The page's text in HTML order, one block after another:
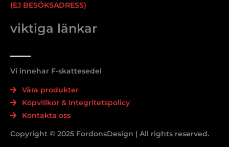
(EJ BESÖKSADRESS)
viktiga länkar
Vi innehar F-skattesedel
Våra produkter
Köpvillkor & Integritetspolicy
Kontakta oss
Copyright © 2025 FordonsDesign | All rights reserved.